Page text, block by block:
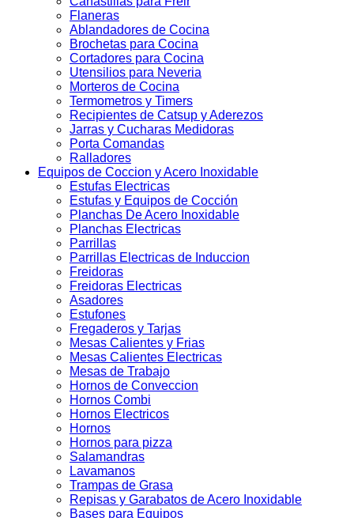
Flaneras
Ablandadores de Cocina
Brochetas para Cocina
Cortadores para Cocina
Utensilios para Neveria
Morteros de Cocina
Termometros y Timers
Recipientes de Catsup y Aderezos
Jarras y Cucharas Medidoras
Porta Comandas
Ralladores
Equipos de Coccion y Acero Inoxidable
Estufas Electricas
Estufas y Equipos de Cocción
Planchas De Acero Inoxidable
Planchas Electricas
Parrillas
Parrillas Electricas de Induccion
Freidoras
Freidoras Electricas
Asadores
Estufones
Fregaderos y Tarjas
Mesas Calientes y Frias
Mesas Calientes Electricas
Mesas de Trabajo
Hornos de Conveccion
Hornos Combi
Hornos Electricos
Hornos
Hornos para pizza
Salamandras
Lavamanos
Trampas de Grasa
Repisas y Garabatos de Acero Inoxidable
Bases para Equipos